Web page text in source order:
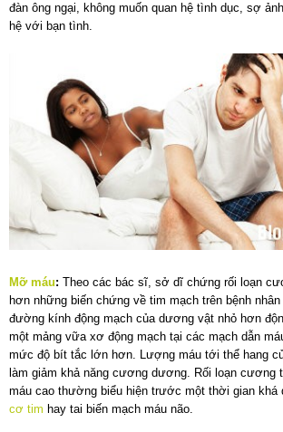
đàn ông ngại, không muốn quan hệ tình dục, sợ
hệ với bạn tình.
Mỡ máu: Theo các bác sĩ, sở dĩ chứng rối loạn
hơn những biến chứng về tim mạch trên bệnh
đường kính động mạch của dương vật nhỏ hơn
một mảng vữa xơ động mạch tại các mạch dẫn
mức độ bít tắc lớn hơn. Lượng máu tới thể hang
làm giảm khả năng cương dương. Rối loạn cương
máu cao thường biểu hiện trước một thời gian khá
cơ tim hay tai biến mạch máu não.